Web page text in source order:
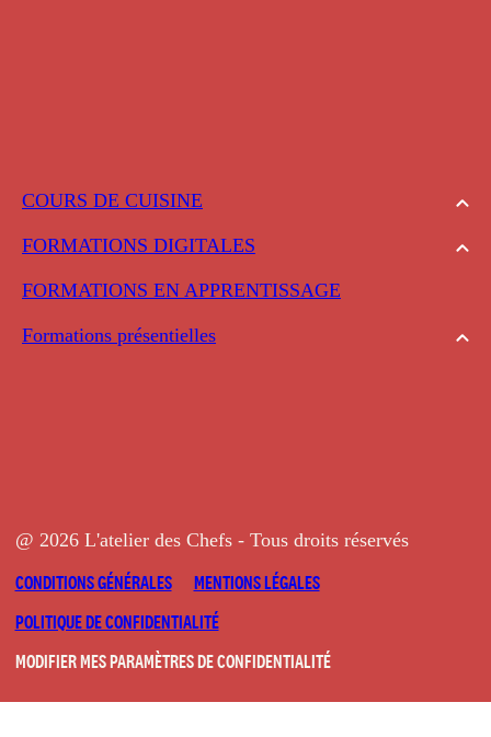
COURS DE CUISINE
FORMATIONS DIGITALES
FORMATIONS EN APPRENTISSAGE
Formations présentielles
@ 2026 L'atelier des Chefs - Tous droits réservés
CONDITIONS GÉNÉRALES
MENTIONS LÉGALES
POLITIQUE DE CONFIDENTIALITÉ
MODIFIER MES PARAMÈTRES DE CONFIDENTIALITÉ